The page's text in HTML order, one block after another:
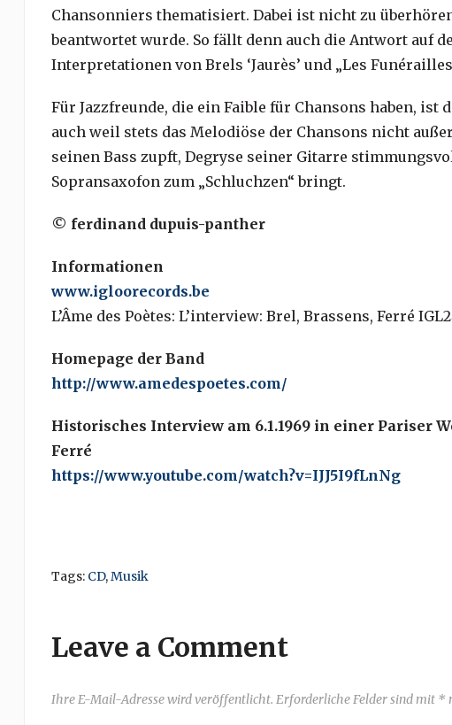
Chansonniers thematisiert. Dabei ist nicht zu
beantwortet wurde. So fällt denn auch die Antwort auf
Interpretationen von Brels ‘Jaurès’ und „Les Funérailles
Für Jazzfreunde, die ein Faible für Chansons haben,
auch weil stets das Melodiöse der Chansons nicht
seinen Bass zupft, Degryse seiner Gitarre
Sopransaxofon zum „Schluchzen“ bringt.
© ferdinand dupuis-panther
Informationen
www.igloorecords.be
L’Âme des Poètes: L’interview: Brel, Brassens, Ferré
Homepage der Band
http://www.amedespoetes.com/
Historisches Interview am 6.1.1969 in einer Pariser
Ferré
https://www.youtube.com/watch?v=IJJ5I9fLnNg
Tags: CD,Musik
Leave a Comment
Ihre E-Mail-Adresse wird veröffentlicht. Erforderliche Felder sind mit *